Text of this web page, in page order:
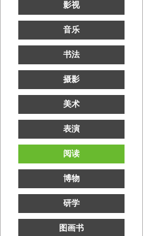
影视
音乐
书法
摄影
美术
表演
阅读
博物
研学
图画书